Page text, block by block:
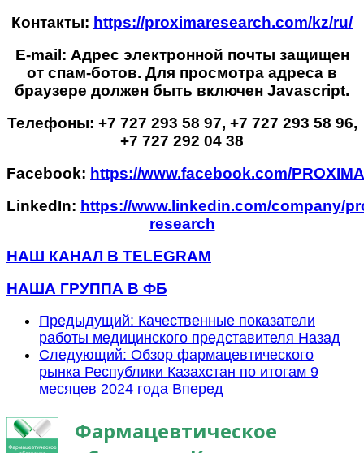
Контакты: https://proximaresearch.com/kz/ru/
E-mail: Адрес электронной почты защищен
от спам-ботов. Для просмотра адреса в
браузере должен быть включен Javascript.
Телефоны: +7 727 293 58 97, +7 727 293 58 96,
+7 727 292 04 38
Facebook: https://www.facebook.com/
LinkedIn: https://www.linkedin.com/company/
research
НАШ КАНАЛ В TELEGRAM
НАША ГРУППА В ФБ
Предыдущий: Качественные показатели
работы медицинского представителя Назад
Следующий: Обзор фармацевтического
рынка Республики Казахстан по итогам 9
месяцев 2024 года Вперед
Фармацевтическое